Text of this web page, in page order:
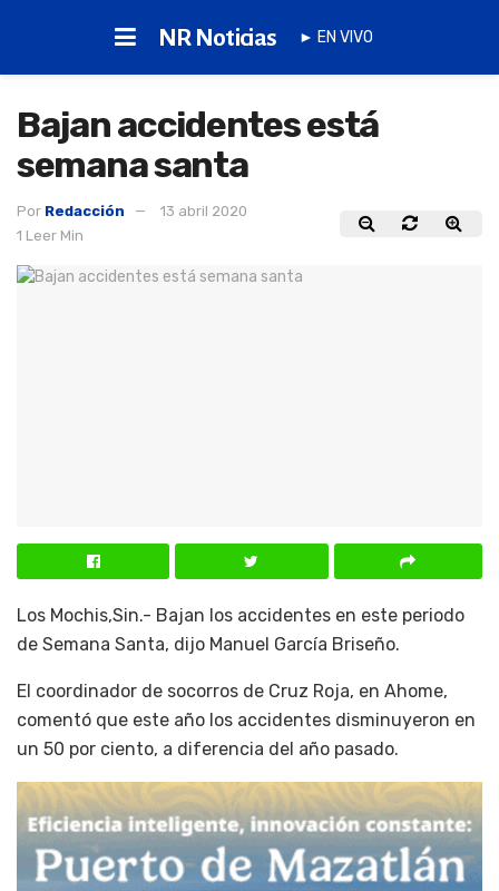
NR Noticias ► EN VIVO
Bajan accidentes está
semana santa
Por Redacción
13 abril 2020
1 Leer Min
Los Mochis,Sin.- Bajan los accidentes en este periodo
de Semana Santa, dijo Manuel García Briseño.
El coordinador de socorros de Cruz Roja, en Ahome,
comentó que este año los accidentes disminuyeron en
un 50 por ciento, a diferencia del año pasado.